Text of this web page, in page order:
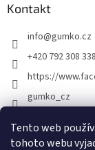
Tento web
tohoto webu
Kontakt
info@gumko.cz
+420 792 308 338
https://
gumko_cz